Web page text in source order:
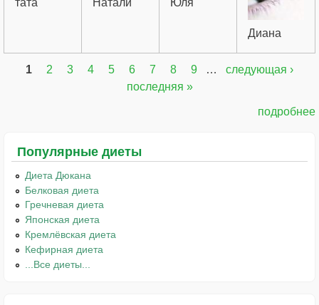
Диана
1 2 3 4 5 6 7 8 9 …
следующая ›
последняя »
подробнее
Популярные диеты
Диета Дюкана
Белковая диета
Гречневая диета
Японская диета
Кремлёвская диета
Кефирная диета
...Все диеты...